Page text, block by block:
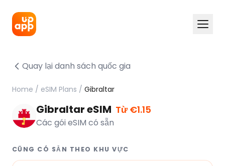
Quay lại danh sách quốc gia
Home / eSIM Plans / Gibraltar
Gibraltar eSIM Từ €1.15
Các gói eSIM có sẵn
CŨNG CÓ SẴN THEO KHU VỰC